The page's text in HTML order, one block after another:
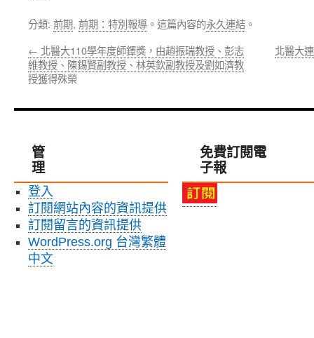
分類: 前期, 前期：特別報導 。這篇內容的永久連結 。
← 北醫大110學年度師鐸獎，由趙振瑞教授、彭志
維教授、陳錫賢副教授、林英欽副教授及劉如濟教
授獲得殊榮
北醫大
管
理
登入
訂閱網站內容的資訊提供
訂閱留言的資訊提供
WordPress.org 台灣繁體
中文
免費訂閱電
子報